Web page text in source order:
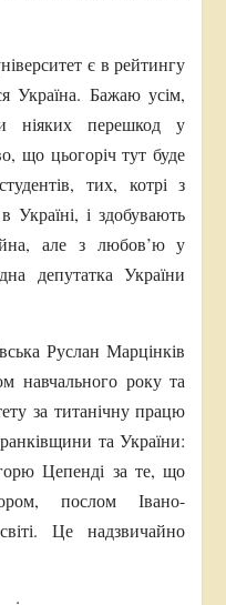
є в рейтингу
Україна. Бажаю усім,
ніяких перешкод у
що цьогоріч тут буде
тих, котрі з
Україні, і здобувають
але з любов’ю у
депутатка України
Руслан Марцінків
навчального року та
за титанічну працю
та України:
Цепенді за те, що
послом Івано-
Це надзвичайно